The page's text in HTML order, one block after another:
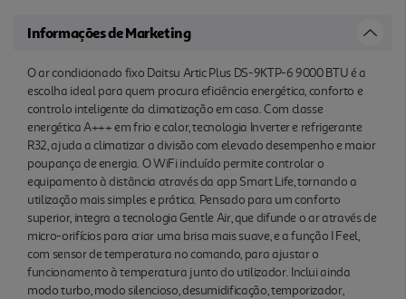
Informações de Marketing
O ar condicionado fixo Daitsu Artic Plus DS-9KTP-6 9000 BTU é a
escolha ideal para quem procura eficiência energética, conforto e
controlo inteligente da climatização em casa. Com classe
energética A+++ em frio e calor, tecnologia Inverter e refrigerante
R32, ajuda a climatizar a divisão com elevado desempenho e maior
poupança de energia. O WiFi incluído permite controlar o
equipamento à distância através da app Smart Life, tornando a
utilização mais simples e prática. Pensado para um conforto
superior, integra a tecnologia Gentle Air, que difunde o ar através de
micro-orifícios para criar uma brisa mais suave, e a função I Feel,
com sensor de temperatura no comando, para ajustar o
funcionamento à temperatura junto do utilizador. Inclui ainda
modo turbo, modo silencioso, desumidificação, temporizador,